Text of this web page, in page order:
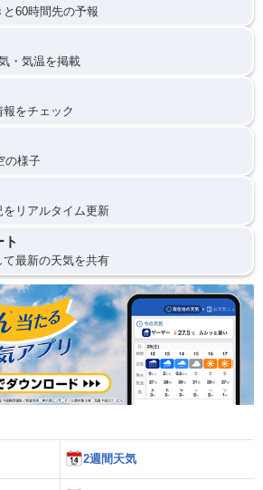
60時間先の予報
・気温を掲載
をチェック
の様子
リアルタイム更新
最新の天気を共有
2週間天気